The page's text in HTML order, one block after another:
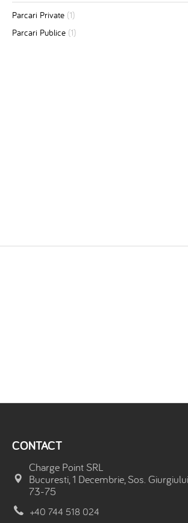
Parcari Private (1)
Parcari Publice (1)
CONTACT
Charge Point SRL
Bucuresti, 1 Decembrie, Sos. Giurgiului
73-75
+40 744 518 024